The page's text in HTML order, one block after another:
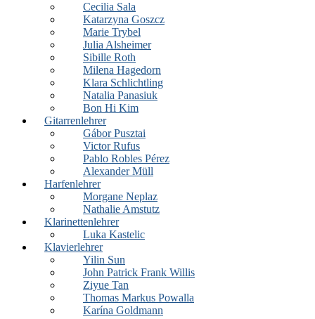
Cecilia Sala
Katarzyna Goszcz
Marie Trybel
Julia Alsheimer
Sibille Roth
Milena Hagedorn
Klara Schlichtling
Natalia Panasiuk
Bon Hi Kim
Gitarrenlehrer
Gábor Pusztai
Victor Rufus
Pablo Robles Pérez
Alexander Müll
Harfenlehrer
Morgane Neplaz
Nathalie Amstutz
Klarinettenlehrer
Luka Kastelic
Klavierlehrer
Yilin Sun
John Patrick Frank Willis
Ziyue Tan
Thomas Markus Powalla
Karína Goldmann